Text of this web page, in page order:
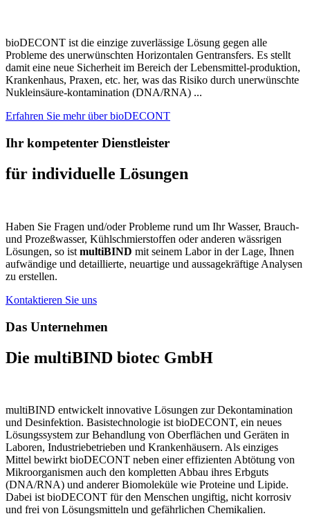
bioDECONT ist die einzige zuverlässige Lösung gegen alle
Probleme des unerwünschten Horizontalen Gentransfers. Es stellt
damit eine neue Sicherheit im Bereich der Lebensmittel-produktion,
Krankenhaus, Praxen, etc. her, was das Risiko durch unerwünschte
Nukleinsäure-kontamination (DNA/RNA) ...
Erfahren Sie mehr über bioDECONT
Ihr kompetenter Dienstleister
für individuelle Lösungen
Haben Sie Fragen und/oder Probleme rund um Ihr Wasser, Brauch-
und Prozeßwasser, Kühlschmierstoffen oder anderen wässrigen
Lösungen, so ist multiBIND mit seinem Labor in der Lage, Ihnen
aufwändige und detaillierte, neuartige und aussagekräftige Analysen
zu erstellen.
Kontaktieren Sie uns
Das Unternehmen
Die multiBIND biotec GmbH
multiBIND entwickelt innovative Lösungen zur Dekontamination
und Desinfektion. Basistechnologie ist bioDECONT, ein neues
Lösungssystem zur Behandlung von Oberflächen und Geräten in
Laboren, Industriebetrieben und Krankenhäusern. Als einziges
Mittel bewirkt bioDECONT neben einer effizienten Abtötung von
Mikroorganismen auch den kompletten Abbau ihres Erbguts
(DNA/RNA) und anderer Biomoleküle wie Proteine und Lipide.
Dabei ist bioDECONT für den Menschen ungiftig, nicht korrosiv
und frei von Lösungsmitteln und gefährlichen Chemikalien.